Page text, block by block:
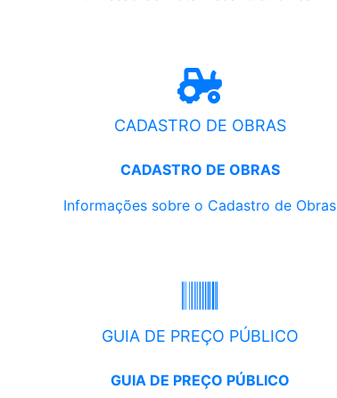
CADASTRO DE OBRAS
CADASTRO DE OBRAS
Informações sobre o Cadastro de Obras
GUIA DE PREÇO PÚBLICO
GUIA DE PREÇO PÚBLICO